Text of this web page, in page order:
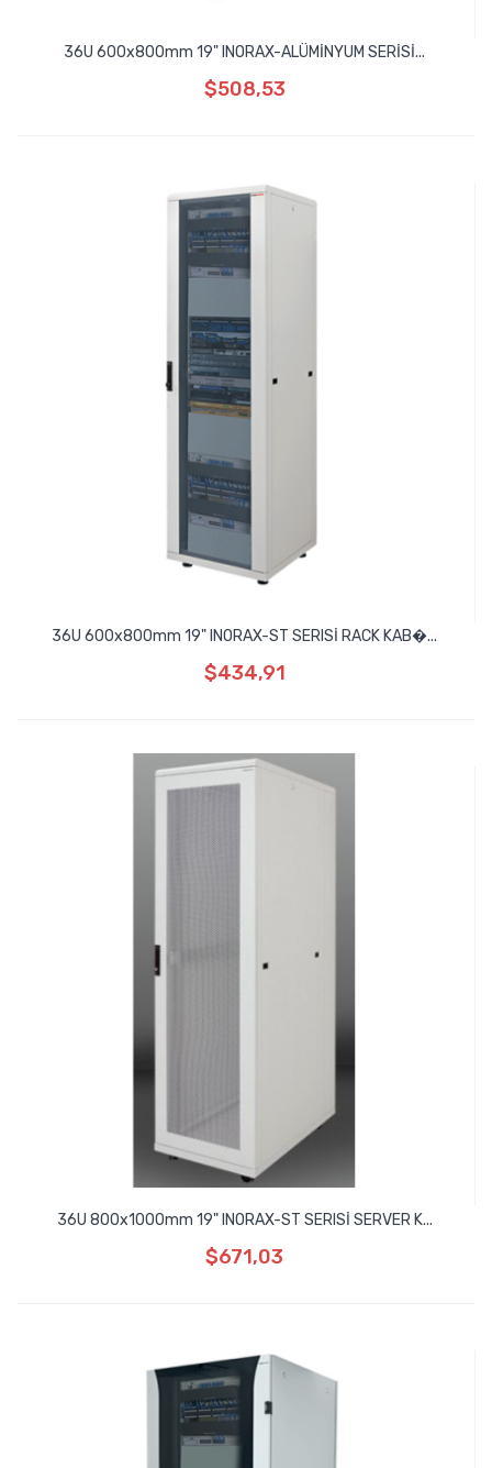
36U 600x800mm 19" INORAX-ALÜMİNYUM SERİSİ...
$508,53
36U 600x800mm 19" INORAX-ST SERISİ RACK KAB�...
$434,91
36U 800x1000mm 19" INORAX-ST SERISİ SERVER K...
$671,03